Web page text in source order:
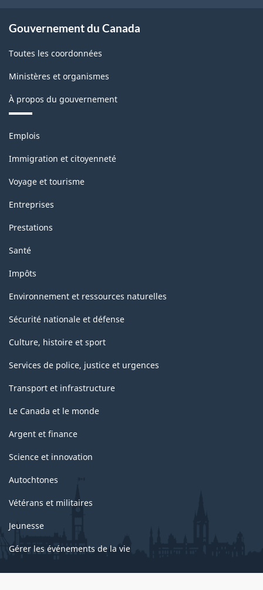
Gouvernement du Canada
Toutes les coordonnées
Ministères et organismes
À propos du gouvernement
Thèmes
sujets
Emplois
Immigration et citoyenneté
Voyage et tourisme
Entreprises
Prestations
Santé
Impôts
Environnement et ressources naturelles
Sécurité nationale et défense
Culture, histoire et sport
Services de police, justice et urgences
Transport et infrastructure
Le Canada et le monde
Argent et finance
Science et innovation
Autochtones
Vétérans et militaires
Jeunesse
Gérer les événements de la vie